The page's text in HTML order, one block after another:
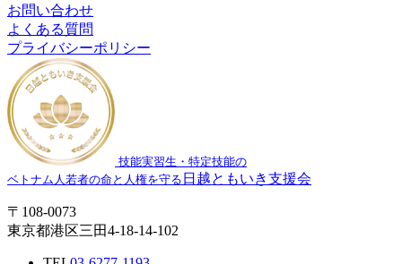
お問い合わせ
よくある質問
プライバシーポリシー
技能実習生・特定技能の
ベトナム人若者の命と人権を守る 日越ともいき支援会
〒108-0073
東京都港区三田4-18-14-102